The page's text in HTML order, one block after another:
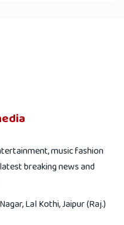
music fashion
breaking news and
Lal Kothi, Jaipur (Raj.)